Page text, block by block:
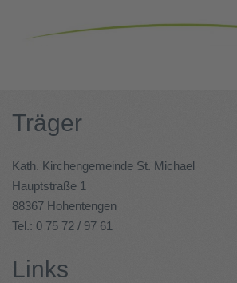
Träger
Kath. Kirchengemeinde St. Michael
Hauptstraße 1
88367 Hohentengen
Tel.: 0 75 72 / 97 61
Links